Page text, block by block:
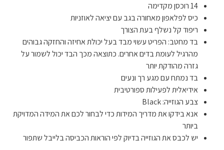
14 רוכסן מקדימה
כיס לפלאפון מאחורה בגב עם יציאה לאוזניות
ריפוד קל נשלף בעת הצורך
בד מחטב: הפריט עשוי מבד בעל יכולת אחיזה והחזקה גבוהים
מהרגיל לעומת בדים אחרים. כתוצאה מכך הבד יכול לשמור על
גזרה מהודקת יותר
בד נמתח עם מגע רך ונעים
אידיאלית לפעילות ספורטיבית
צבע הגוזייה: Black
אנא בידקו את מדריך המידות כדי לבחור לכם את המידה המדויקת
ביותר
יש לכבס את הגוזייה בדיוק לפי הוראות הכביסה בלייבל שתפור